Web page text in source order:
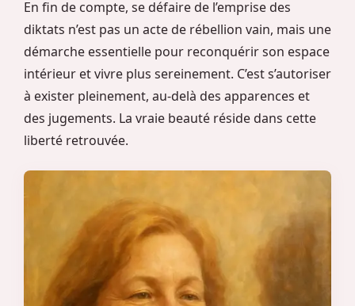
En fin de compte, se défaire de l’emprise des
diktats n’est pas un acte de rébellion vain, mais une
démarche essentielle pour reconquérir son espace
intérieur et vivre plus sereinement. C’est s’autoriser
à exister pleinement, au-delà des apparences et
des jugements. La vraie beauté réside dans cette
liberté retrouvée.